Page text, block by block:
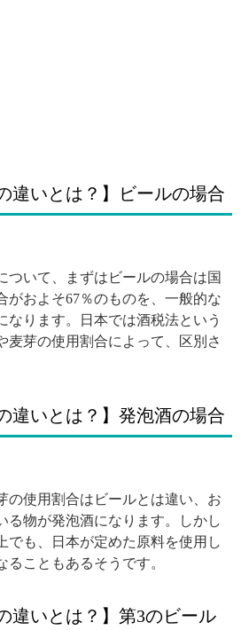
違いとは？】ビールの場合
ついて、まずはビールの場合は国
がおよそ67％のものを、一般的な
なります。日本では酒税法という
麦芽の使用割合によって、区別さ
違いとは？】発泡酒の場合
の使用割合はビールとは違い、お
る物が発泡酒になります。しかし
でも、日本が定めた原料を使用し
こともあるそうです。
違いとは？】第3のビール